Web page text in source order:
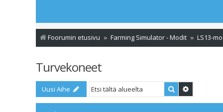
Foorumin etusivu Farming Simulator - Modit LS13-
Turvekoneet
Uusi Aihe Etsi